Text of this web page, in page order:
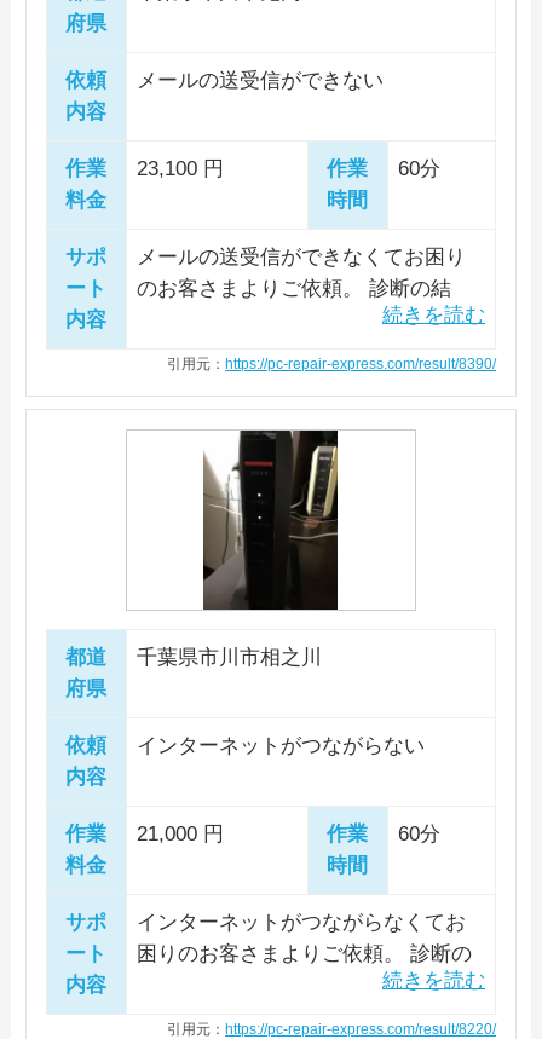
引用元：ファストPCリペア
電話相談・お問い合わせ
0120-240-499
詳細は公式HPでご確認ください。
引用元：パソコン修理24
府県
依頼
内容
メールの送受信ができない
作業
料金
23,100 円
作業
時間
60分
サポ
ート
内容
メールの送受信ができなくてお困り
のお客さまよりご依頼。 診断の結
果、ご使用されてるYahoo!メールの
仕様変更が原因と判明しました。 Out
メールの送受信ができることを確認
して作業完了としました。
引用元： https://pc-repair-express.com/result/8390/
都道
府県
千葉県市川市相之川
依頼
内容
インターネットがつながらない
作業
料金
21,000 円
作業
時間
60分
サポ
ート
内容
インターネットがつながらなくてお
困りのお客さまよりご依頼。 診断の
結果、ルーターの配線間違いが原因
と判明しました。 配線を正しくし
引用元： https://pc-repair-express.com/result/8220/